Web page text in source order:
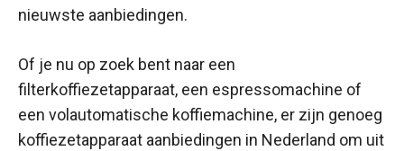
nieuwste aanbiedingen.
Of je nu op zoek bent naar een
filterkoffiezetapparaat, een espressomachine of
een volautomatische koffiemachine, er zijn genoeg
koffiezetapparaat aanbiedingen in Nederland om uit